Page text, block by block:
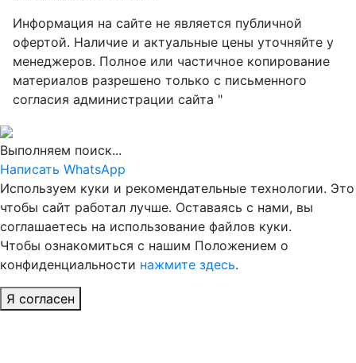
Информация на сайте не является публичной
офертой. Наличие и актуальные цены уточняйте у
менеджеров. Полное или частичное копирование
материалов разрешено только с письменного
согласия администрации сайта "
Выполняем поиск...
Написать WhatsApp
Используем куки и рекомендательные технологии. Это
чтобы сайт работал лучше. Оставаясь с нами, вы
соглашаетесь на использование файлов куки.
Чтобы ознакомиться с нашим Положением о
конфиденциальности нажмите здесь.
Я согласен